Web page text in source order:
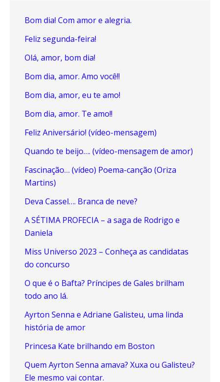
Bom dia! Com amor e alegria.
Feliz segunda-feira!
Olá, amor, bom dia!
Bom dia, amor. Amo você!!
Bom dia, amor, eu te amo!
Bom dia, amor. Te amo!!
Feliz Aniversário! (vídeo-mensagem)
Quando te beijo…. (vídeo-mensagem de amor)
Fascinação… (vídeo) Poema-canção (Oriza
Martins)
Deva Cassel…. Branca de neve?
A SÉTIMA PROFECIA – a saga de Rodrigo e
Daniela
Miss Universo 2023 – Conheça as candidatas
do concurso
O que é o Bafta? Príncipes de Gales brilham
todo ano lá.
Ayrton Senna e Adriane Galisteu, uma linda
história de amor
Princesa Kate brilhando em Boston
Quem Ayrton Senna amava? Xuxa ou Galisteu?
Ele mesmo vai contar.